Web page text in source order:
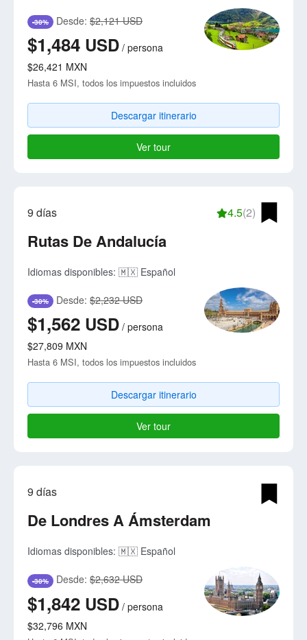
-30% Desde: $2,121 USD
$1,484 USD / persona
$26,421 MXN
Hasta 6 MSI, todos los impuestos incluidos
Descargar itinerario
Ver tour
9 días 4.5(2)
Rutas De Andalucía
Idiomas disponibles: 🇲🇽 Español
-30% Desde: $2,232 USD
$1,562 USD / persona
$27,809 MXN
Hasta 6 MSI, todos los impuestos incluidos
Descargar itinerario
Ver tour
9 días
De Londres A Ámsterdam
Idiomas disponibles: 🇲🇽 Español
-30% Desde: $2,632 USD
$1,842 USD / persona
$32,796 MXN